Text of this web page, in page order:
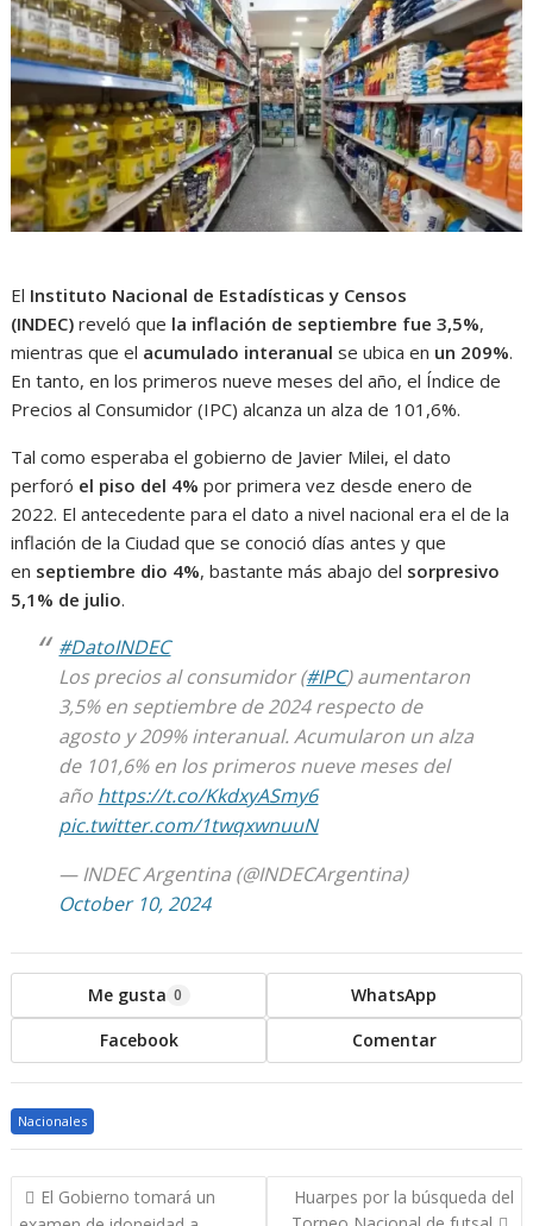
El Instituto Nacional de Estadísticas y Censos
(INDEC)reveló que la inflación de septiembre fue 3,5%,
mientras que el acumulado interanualse ubica en un 209%.
En tanto, en los primeros nueve meses del año, el Índice de
Precios al Consumidor (IPC) alcanza un alza de 101,6%.
Tal como esperaba el gobierno de Javier Milei, el dato
perforó el piso del 4% por primera vez desde enero de
2022. El antecedente para el dato a nivel nacional era el de la
inflación de la Ciudad que se conoció días antes y que
en septiembre dio 4%, bastante más abajo del sorpresivo
5,1% de julio.
#DatoINDEC
Los precios al consumidor (#IPC) aumentaron
3,5% en septiembre de 2024 respecto de
agosto y 209% interanual. Acumularon un alza
de 101,6% en los primeros nueve meses del
año https://t.co/KkdxyASmy6
pic.twitter.com/1twqxwnuuN
— INDEC Argentina (@INDECArgentina)
October 10, 2024
Me gusta 0
WhatsApp
Facebook
Comentar
Nacionales
Navegación
El Gobierno tomará un
Huarpes por la búsqueda del